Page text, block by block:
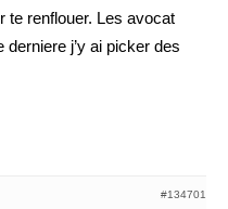
te renflouer. Les avocat
j’y ai picker des
#134701